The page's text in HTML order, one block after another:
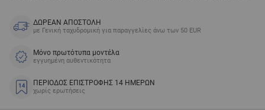
ΔΩΡΕΑΝ ΑΠΟΣΤΟΛΗ
με Γενική ταχυδρομική για παραγγελίες άνω των 50 EUR
Μόνο πρωτότυπα μοντέλα
εγγυημένη αυθεντικότητα
ΠΕΡΙΟΔΟΣ ΕΠΙΣΤΡΟΦΗΣ 14 ΗΜΕΡΩΝ
χωρίς ερωτήσεις